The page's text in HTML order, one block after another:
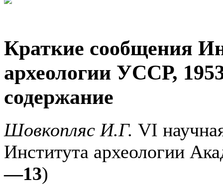
Краткие сообщения
археологии УССР,
содержание
Шовкопляс И.Г. VI
Института археологии
—13)